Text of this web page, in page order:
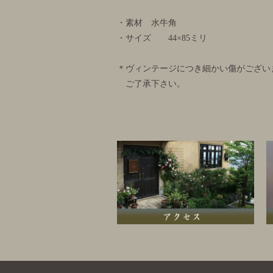
・素材 水牛角
・サイズ 44×85ミリ
＊ヴィンテージにつき細かい傷がござい
ご了承下さい。